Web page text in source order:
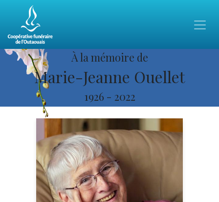
À la mémoire de
Marie-Jeanne Ouellet
1926 - 2022